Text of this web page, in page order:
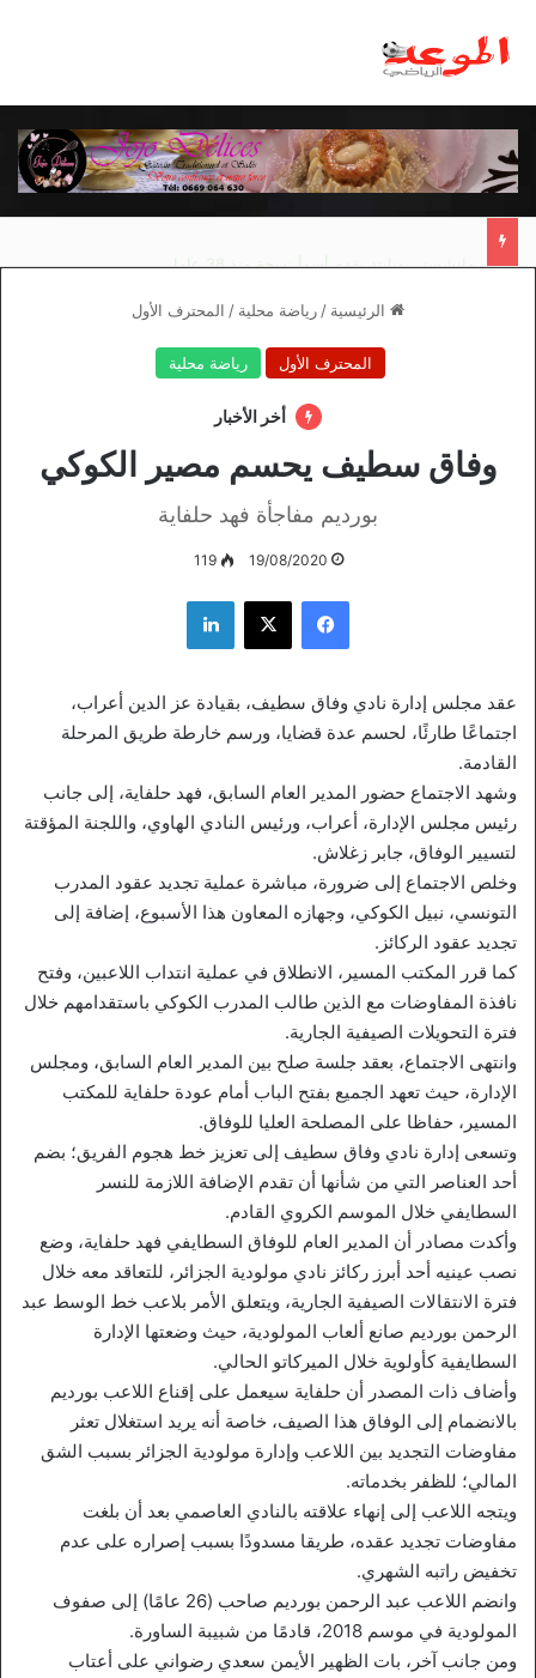
الرئيسية /رياضة محلية / المحترف الأول
المحترف الأول رياضة محلية
أخر الأخبار
وفاق سطيف يحسم مصير الكوكي
بورديم مفاجأة فهد حلفاية
19/08/2020
119
فيسبوك ‫X لينكدإن
عقد مجلس إدارة نادي وفاق سطيف، بقيادة عز الدين أعراب،
اجتماعًا طارئًا، لحسم عدة قضايا، ورسم خارطة طريق المرحلة
القادمة.
وشهد الاجتماع حضور المدير العام السابق، فهد حلفاية، إلى جانب
رئيس مجلس الإدارة، أعراب، ورئيس النادي الهاوي، واللجنة المؤقتة
لتسيير الوفاق، جابر زغلاش.
وخلص الاجتماع إلى ضرورة، مباشرة عملية تجديد عقود المدرب
التونسي، نبيل الكوكي، وجهازه المعاون هذا الأسبوع، إضافة إلى
تجديد عقود الركائز.
كما قرر المكتب المسير، الانطلاق في عملية انتداب اللاعبين، وفتح
نافذة المفاوضات مع الذين طالب المدرب الكوكي باستقدامهم خلال
فترة التحويلات الصيفية الجارية.
وانتهى الاجتماع، بعقد جلسة صلح بين المدير العام السابق، ومجلس
الإدارة، حيث تعهد الجميع بفتح الباب أمام عودة حلفاية للمكتب
المسير، حفاظا على المصلحة العليا للوفاق.
وتسعى إدارة نادي وفاق سطيف إلى تعزيز خط هجوم الفريق؛ بضم
أحد العناصر التي من شأنها أن تقدم الإضافة اللازمة للنسر
السطايفي خلال الموسم الكروي القادم.
وأكدت مصادر أن المدير العام للوفاق السطايفي فهد حلفاية، وضع
نصب عينيه أحد أبرز ركائز نادي مولودية الجزائر، للتعاقد معه خلال
فترة الانتقالات الصيفية الجارية، ويتعلق الأمر بلاعب خط الوسط عبد
الرحمن بورديم صانع ألعاب المولودية، حيث وضعتها الإدارة
السطايفية كأولوية خلال الميركاتو الحالي.
وأضاف ذات المصدر أن حلفاية سيعمل على إقناع اللاعب بورديم
بالانضمام إلى الوفاق هذا الصيف، خاصة أنه يريد استغلال تعثر
مفاوضات التجديد بين اللاعب وإدارة مولودية الجزائر بسبب الشق
المالي؛ للظفر بخدماته.
ويتجه اللاعب إلى إنهاء علاقته بالنادي العاصمي بعد أن بلغت
مفاوضات تجديد عقده، طريقا مسدودًا بسبب إصراره على عدم
تخفيض راتبه الشهري.
وانضم اللاعب عبد الرحمن بورديم صاحب (26 عامًا) إلى صفوف
المولودية في موسم 2018، قادمًا من شبيبة الساورة.
ومن جانب آخر، بات الظهير الأيمن سعدي رضواني على أعتاب